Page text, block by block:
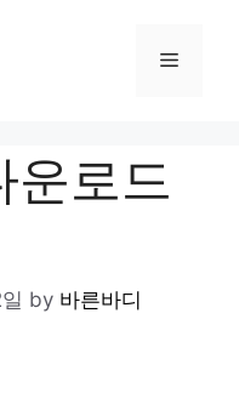
Menu
운로드
by 바른바디